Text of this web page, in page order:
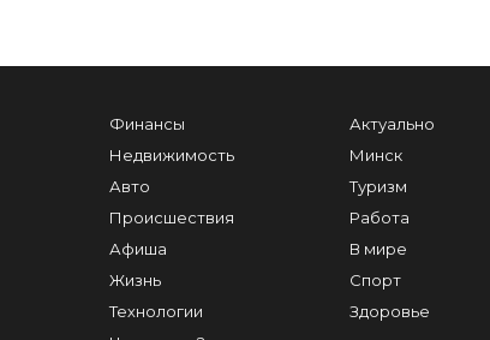
Финансы
Недвижимость
Авто
Происшествия
Афиша
Жизнь
Технологии
Актуально
Минск
Туризм
Работа
В мире
Спорт
Здоровье